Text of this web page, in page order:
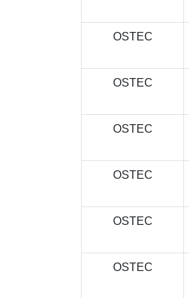
OSTEC
OSTEC
OSTEC
OSTEC
OSTEC
OSTEC